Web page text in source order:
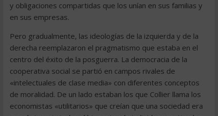
y obligaciones compartidas que los unían en sus familias y
en sus empresas.
Pero gradualmente, las ideologías de la izquierda y de la
derecha reemplazaron el pragmatismo que estaba en el
centro del éxito de la posguerra. La democracia de la
cooperativa social se partió en campos rivales de
«intelectuales de clase media» con diferentes conceptos
de moralidad. De un lado estaban los que Collier llama los
economistas «utilitarios» que creían que una sociedad era